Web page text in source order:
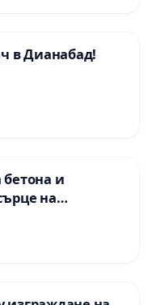
в Дианабад!
и
на